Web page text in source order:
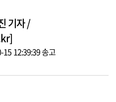
기자 /
15 12:39:39 송고